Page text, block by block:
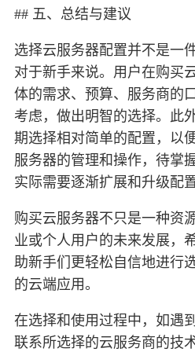
## 五、总结与建议
选择云服务器配置并不是一
对于新手来说。用户在购买
体的需求、预算、服务商的
考虑，做出明智的选择。此
期选择相对简单的配置，以
服务器的管理和操作，待掌
实际需要逐渐扩展和升级配置
购买云服务器不只是一种资
业或个人用户的未来发展，
助新手们更轻松自信地进行
的云端应用。
在选择和使用过程中，如遇
联系所选择的云服务商的技